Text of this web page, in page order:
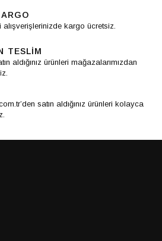
alışverişlerinizde kargo ücretsiz.
TESLİM
aldığınız ürünleri mağazalarımızdan
satın aldığınız ürünleri kolayca